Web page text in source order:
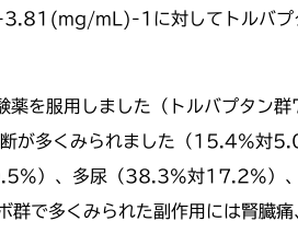
-3.81(mg/mL)-1に対してトルバ
を服用しました（トルバプタン
断が多くみられました（15.4%対
）、多尿（38.3%対17.2%
多くみられた副作用には腎臓痛